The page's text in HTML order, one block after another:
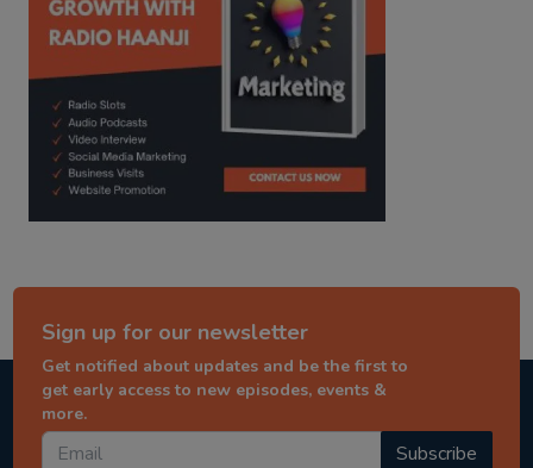
Sign up for our newsletter
Get notified about updates and be the first to
get early access to new episodes, events &
more.
Subscribe